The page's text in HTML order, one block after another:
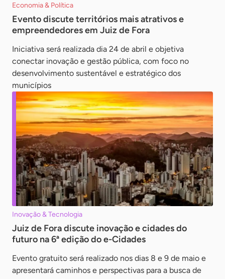
Economia & Política
Evento discute territórios mais atrativos e
empreendedores em Juiz de Fora
Iniciativa será realizada dia 24 de abril e objetiva
conectar inovação e gestão pública, com foco no
desenvolvimento sustentável e estratégico dos
municípios
Inovação & Tecnologia
Juiz de Fora discute inovação e cidades do
futuro na 6ª edição do e-Cidades
Evento gratuito será realizado nos dias 8 e 9 de maio e
apresentará caminhos e perspectivas para a busca de